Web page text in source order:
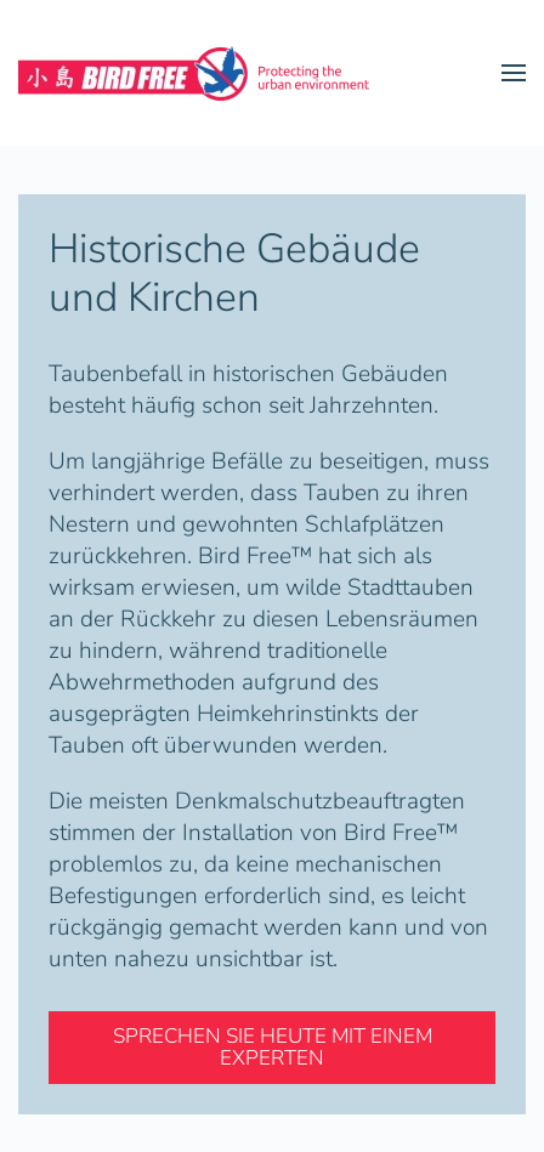
Zum Hauptinhalt springen
Historische Gebäude
und Kirchen
Taubenbefall in historischen Gebäuden
besteht häufig schon seit Jahrzehnten.
Um langjährige Befälle zu beseitigen, muss
verhindert werden, dass Tauben zu ihren
Nestern und gewohnten Schlafplätzen
zurückkehren. Bird Free™ hat sich als
wirksam erwiesen, um wilde Stadttauben
an der Rückkehr zu diesen Lebensräumen
zu hindern, während traditionelle
Abwehrmethoden aufgrund des
ausgeprägten Heimkehrinstinkts der
Tauben oft überwunden werden.
Die meisten Denkmalschutzbeauftragten
stimmen der Installation von Bird Free™
problemlos zu, da keine mechanischen
Befestigungen erforderlich sind, es leicht
rückgängig gemacht werden kann und von
unten nahezu unsichtbar ist.
SPRECHEN SIE HEUTE MIT EINEM
EXPERTEN